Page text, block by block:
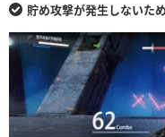
貯め攻撃が発生しないた